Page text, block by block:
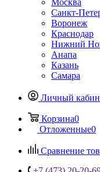
Москва
Санкт-
Воронеж
Краснодар
Нижний
Анапа
Казань
Самара
Личный
Корзина0
Отложенные0
Сравнение